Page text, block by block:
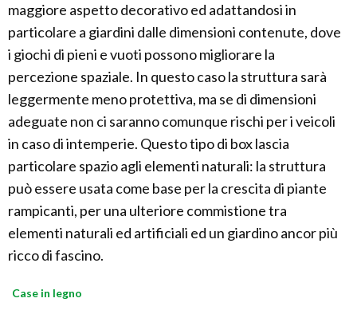
maggiore aspetto decorativo ed adattandosi in
particolare a giardini dalle dimensioni contenute, dove
i giochi di pieni e vuoti possono migliorare la
percezione spaziale. In questo caso la struttura sarà
leggermente meno protettiva, ma se di dimensioni
adeguate non ci saranno comunque rischi per i veicoli
in caso di intemperie. Questo tipo di box lascia
particolare spazio agli elementi naturali: la struttura
può essere usata come base per la crescita di piante
rampicanti, per una ulteriore commistione tra
elementi naturali ed artificiali ed un giardino ancor più
ricco di fascino.
Case in legno